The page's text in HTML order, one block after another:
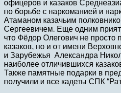
офицеров и казаков
по борьбе с наркоманией и
Атаманом казачьим
Сергеевичем. Еще одним
что Фёдор Олегович не просто
казаков, но и от имени
и Зарубежья Александра
наиболее отличившихся
Также памятные подарки в
получили и все кадеты СПК